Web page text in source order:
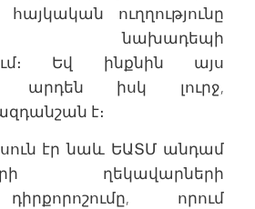
ուղղությունը
նախադեպի
Եվ ինքնին այս
արդեն իսկ լուրջ,
է։
էր նաև ԵԱՏՄ անդամ
ղեկավարների
որում